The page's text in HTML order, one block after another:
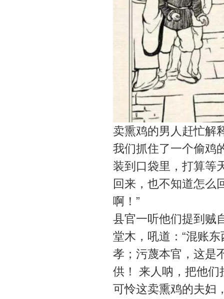
卖熏鸡的男人赶忙解
我们抓住了一个偷鸡
装到口袋里，打算等
回来，也不知道怎么
啊！”
县官一听他们提到贼
堂木，吼道：“混账
孝；污蔑本官，这是
供！ 来人呐，把他们
可怜这卖熏鸡的夫妇